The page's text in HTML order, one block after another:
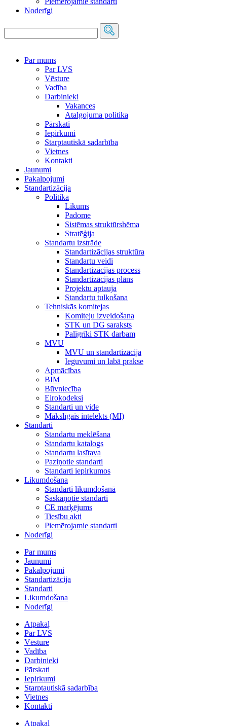
Noderīgi
Par mums
Par LVS
Vēsture
Vadība
Darbinieki
Vakances
Atalgojuma politika
Pārskati
Iepirkumi
Starptautiskā sadarbība
Vietnes
Kontakti
Jaunumi
Pakalpojumi
Standartizācija
Politika
Likums
Padome
Sistēmas struktūrshēma
Stratēģija
Standartu izstrāde
Standartizācijas struktūra
Standartu veidi
Standartizācijas process
Standartizācijas plāns
Projektu aptauja
Standartu tulkošana
Tehniskās komitejas
Komiteju izveidošana
STK un DG saraksts
Palīgrīki STK darbam
MVU
MVU un standartizācija
Ieguvumi un labā prakse
Apmācības
BIM
Būvniecība
Eirokodeksi
Standarti un vide
Mākslīgais intelekts (MI)
Standarti
Standartu meklēšana
Standartu katalogs
Standartu lasītava
Paziņotie standarti
Standarti iepirkumos
Likumdošana
Standarti likumdošanā
Saskaņotie standarti
CE marķējums
Tiesību akti
Piemērojamie standarti
Noderīgi
Par mums
Jaunumi
Pakalpojumi
Standartizācija
Standarti
Likumdošana
Noderīgi
Atpakaļ
Par LVS
Vēsture
Vadība
Darbinieki
Pārskati
Iepirkumi
Starptautiskā sadarbība
Vietnes
Kontakti
Atpakaļ